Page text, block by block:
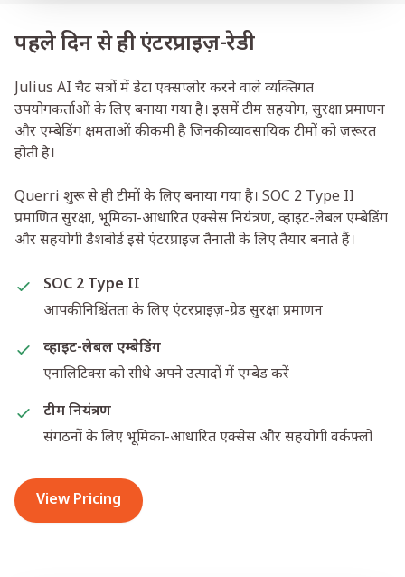
पहले दिन से ही एंटरप्राइज़-रेडी
Julius AI चैट सत्रों में डेटा एक्सप्लोर करने वाले व्यक्तिगत
उपयोगकर्ताओं के लिए बनाया गया है। इसमें टीम सहयोग, सुरक्षा प्रमाणन
और एम्बेडिंग क्षमताओं की कमी है जिनकी व्यावसायिक टीमों को ज़रूरत
होती है।
Querri शुरू से ही टीमों के लिए बनाया गया है। SOC 2 Type II
प्रमाणित सुरक्षा, भूमिका-आधारित एक्सेस नियंत्रण, व्हाइट-लेबल एम्बेडिंग
और सहयोगी डैशबोर्ड इसे एंटरप्राइज़ तैनाती के लिए तैयार बनाते हैं।
SOC 2 Type II
आपकी निश्चिंतता के लिए एंटरप्राइज़-ग्रेड सुरक्षा प्रमाणन
व्हाइट-लेबल एम्बेडिंग
एनालिटिक्स को सीधे अपने उत्पादों में एम्बेड करें
टीम नियंत्रण
संगठनों के लिए भूमिका-आधारित एक्सेस और सहयोगी वर्कफ़्लो
View Pricing